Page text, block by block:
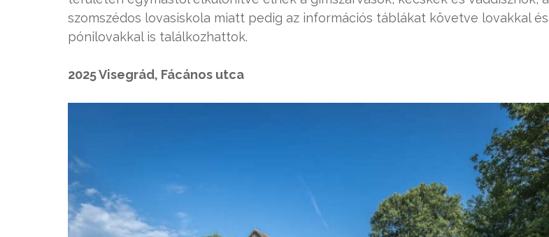
szomszédos lovasiskola miatt pedig az információs táblákat követve lovakkal és
pónilovakkal is találkozhattok.
2025 Visegrád, Fácános utca